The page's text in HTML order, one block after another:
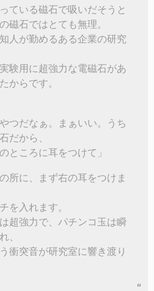
ている磁石で吸いだそうと
磁石ではとても無理。
人が勤めるある企業の研究
験用に超強力な電磁石があ
からです。
つだなぁ。まぁいい。うち
だから、
ところに耳をつけて」
所に、まず右の耳をつけま
を入れます。
超強力で、パチンコ玉は瞬
、
衝突音が研究室に響き渡り